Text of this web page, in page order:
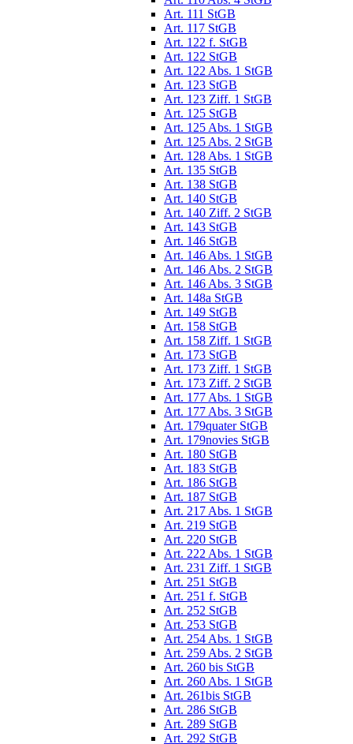
Art. 111 StGB
Art. 117 StGB
Art. 122 f. StGB
Art. 122 StGB
Art. 122 Abs. 1 StGB
Art. 123 StGB
Art. 123 Ziff. 1 StGB
Art. 125 StGB
Art. 125 Abs. 1 StGB
Art. 125 Abs. 2 StGB
Art. 128 Abs. 1 StGB
Art. 135 StGB
Art. 138 StGB
Art. 140 StGB
Art. 140 Ziff. 2 StGB
Art. 143 StGB
Art. 146 StGB
Art. 146 Abs. 1 StGB
Art. 146 Abs. 2 StGB
Art. 146 Abs. 3 StGB
Art. 148a StGB
Art. 149 StGB
Art. 158 StGB
Art. 158 Ziff. 1 StGB
Art. 173 StGB
Art. 173 Ziff. 1 StGB
Art. 173 Ziff. 2 StGB
Art. 177 Abs. 1 StGB
Art. 177 Abs. 3 StGB
Art. 179quater StGB
Art. 179novies StGB
Art. 180 StGB
Art. 183 StGB
Art. 186 StGB
Art. 187 StGB
Art. 217 Abs. 1 StGB
Art. 219 StGB
Art. 220 StGB
Art. 222 Abs. 1 StGB
Art. 231 Ziff. 1 StGB
Art. 251 StGB
Art. 251 f. StGB
Art. 252 StGB
Art. 253 StGB
Art. 254 Abs. 1 StGB
Art. 259 Abs. 2 StGB
Art. 260 bis StGB
Art. 260 Abs. 1 StGB
Art. 261bis StGB
Art. 286 StGB
Art. 289 StGB
Art. 292 StGB